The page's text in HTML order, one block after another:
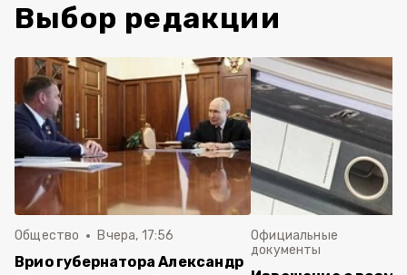
Выбор редакции
Общество Вчера, 17:56
Врио губернатора Александр
Официальные
документы